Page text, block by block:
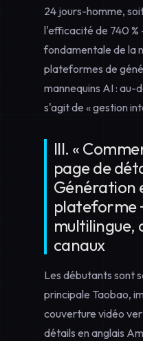
24 jours-homme,
l'efficacité de 740 %
fondamentale de la
plateformes de
mannequins AI: au-
s'agit de « gestion
III. «
page de
Génération
plateforme
multilingue,
canaux
Les débutants sont
principale Taobao,
couverture vidéo
détails en anglais